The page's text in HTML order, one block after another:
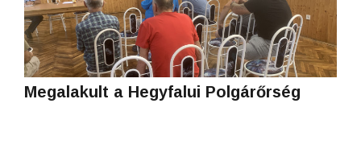
Megalakult a Hegyfalui Polgárőrség